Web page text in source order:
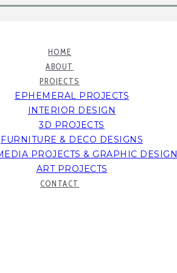
HOME
ABOUT
PROJECTS
EPHEMERAL PROJECTS
INTERIOR DESIGN
3D PROJECTS
FURNITURE & DECO DESIGNS
PROJECTS & GRAPHIC DESIGN
ART PROJECTS
CONTACT